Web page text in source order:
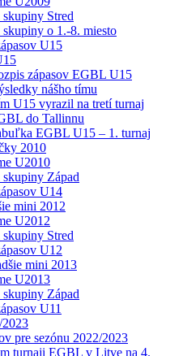
Stred
o 1.-8. miesto
U15
zápasov EGBL U15
nášho tímu
U15 vyrazil na tretí turnaj
do Tallinnu
EGBL U15 – 1. turnaj
2010
U2010
Západ
U14
mini 2012
U2012
Stred
U12
mini 2013
U2013
Západ
U11
pre sezónu 2022/2023
turnaji EGBL v Litve na 4.